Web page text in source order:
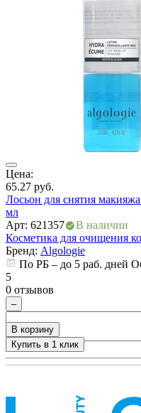
Цена:
65.27 руб.
Лосьон для снятия
мл
Арт: 621357
В наличии
Косметика для очищения
Бренд: Algologie
По РБ – до 5 раб. дней
5
0 отзывов
–
+
В корзину
Купить в 1 клик